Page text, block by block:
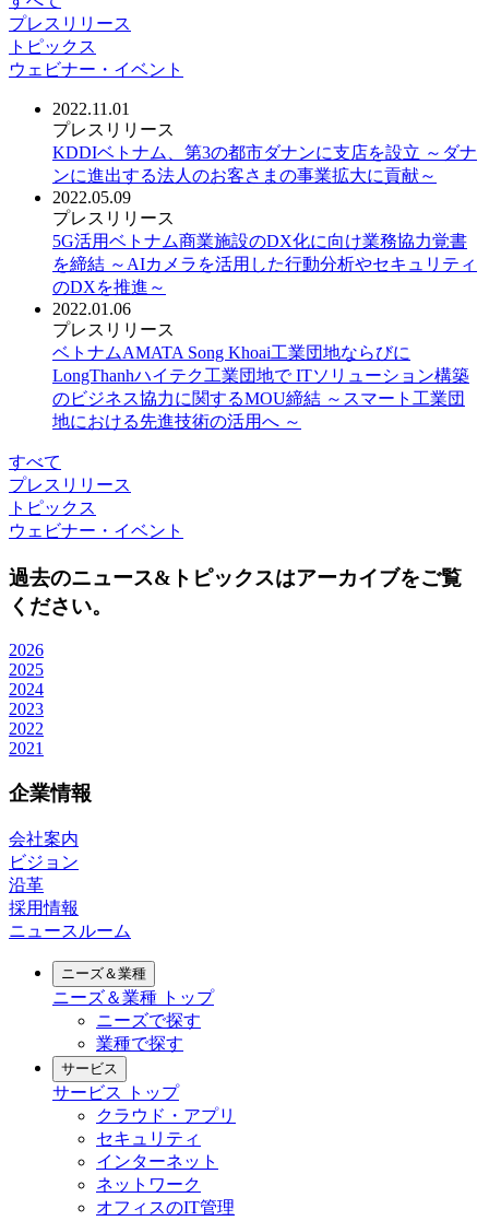
プレスリリース
トピックス
ウェビナー・イベント
2022.11.01
プレスリリース
KDDIベトナム、第3の都市ダナンに支店を設立 ～ダナ
ンに進出する法人のお客さまの事業拡大に貢献～
2022.05.09
プレスリリース
5G活用ベトナム商業施設のDX化に向け業務協力覚書
を締結 ～AIカメラを活用した行動分析やセキュリティ
のDXを推進～
2022.01.06
プレスリリース
ベトナムAMATA Song Khoai工業団地ならびに
LongThanhハイテク工業団地で ITソリューション構築
のビジネス協力に関するMOU締結 ～スマート工業団
地における先進技術の活用へ ～
すべて
プレスリリース
トピックス
ウェビナー・イベント
過去のニュース&トピックスはアーカイブをご覧
ください。
2026
2025
2024
2023
2022
2021
企業情報
会社案内
ビジョン
沿革
採用情報
ニュースルーム
ニーズ＆業種
ニーズ＆業種 トップ
ニーズで探す
業種で探す
サービス
サービス
トップ
クラウド・アプリ
セキュリティ
インターネット
ネットワーク
オフィスのIT管理